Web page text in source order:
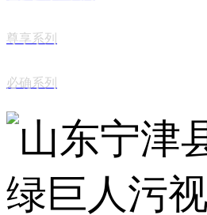
尊享系列
必确系列